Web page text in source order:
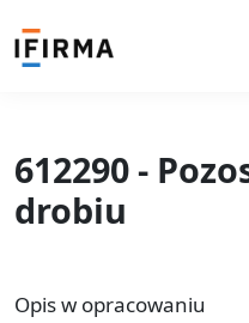
612290 -
drobiu
Opis w opracowaniu